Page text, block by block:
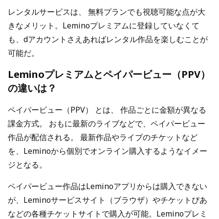
レンタルサービスは、 無料プランでも視聴可能な点が大
きなメリット。Leminoプレミアムに登録していなくて
も、dアカウントさえあればレンタル作品を楽しむことが
可能だ。
Leminoプレミアムとペイパービュー（PPV）
の違いは？
ペイパービュー（PPV） とは、 作品ごとに金額が異なる
課金方式。 おもに最新のライブなどで、ペイパービュー
作品が配信される。 最新作品やライブのチケットなど
を、Leminoから個別でオンライン購入するようなイメー
ジとなる。
ペイパービュー作品はLeminoアプリからは購入できない
が、Leminoサービスサイト（ブラウザ）やチケットぴあ
などの各種チケットサイトで購入が可能。Leminoプレミ